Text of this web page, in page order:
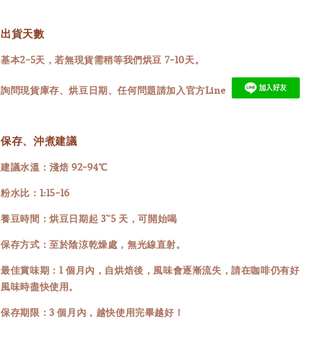
出貨天數
基本2-5天，若無現貨需稍等我們烘豆 7-10天。
詢問現貨庫存、烘豆日期、任何問題請加入官方Line
保存、沖煮建議
建議水溫：淺焙 92-94℃
粉水比：1:15-16
養豆時間：烘豆日期起 3~5 天，可開始喝
保存方式：至於陰涼乾燥處，無光線直射。
最佳賞味期：1 個月內，自烘焙後，風味會逐漸流失，請在咖啡仍有好
風味時盡快使用。
保存期限：3 個月內，越快使用完畢越好！